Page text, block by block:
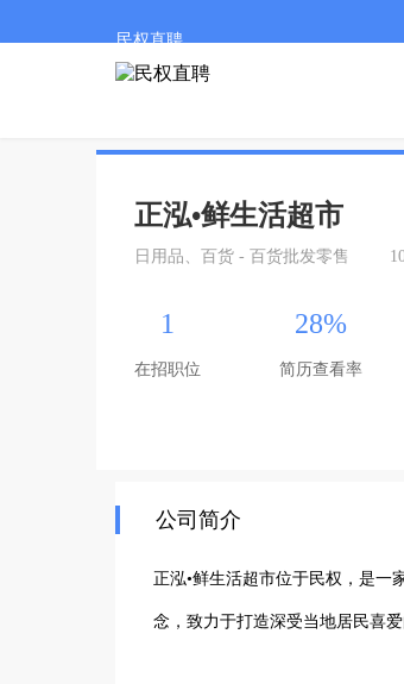
民权直聘
正泓•鲜生活超市
日用品、百货 - 百货批发零售
1
在招职位
28%
简历查看率
公司简介
正泓•鲜生活超市位于民权，是一
念，致力于打造深受当地居民喜爱